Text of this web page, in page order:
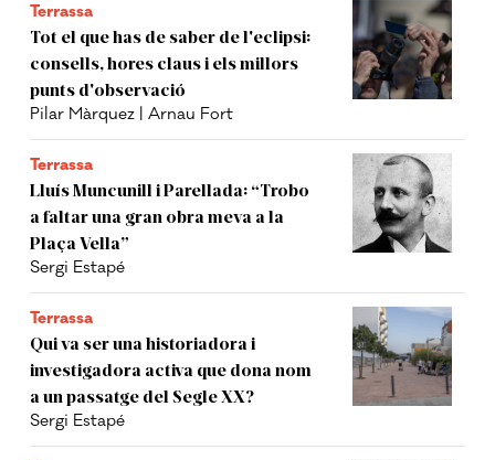
Terrassa
Tot el que has de saber de l'eclipsi:
consells, hores claus i els millors
punts d'observació
Pilar Màrquez | Arnau Fort
Terrassa
Lluís Muncunill i Parellada: “Trobo
a faltar una gran obra meva a la
Plaça Vella”
Sergi Estapé
Terrassa
Qui va ser una historiadora i
investigadora activa que dona nom
a un passatge del Segle XX?
Sergi Estapé